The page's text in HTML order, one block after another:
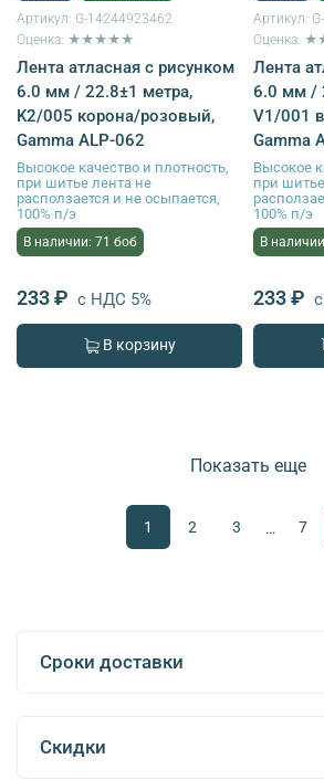
Артикул: G-14244923462
Оценка: ★★★★★
Лента атласная с рисунком
6.0 мм / 22.8±1 метра,
K2/005 корона/розовый,
Gamma ALP-062
Высокое качество и плотность,
при шитье лента не
расползается и не осыпается,
100% п/э
В наличии: 71 боб
233 ₽ с НДС 5%
В корзину
Артикул:
Оценка:
Лента
6.0 мм /
V1/001
Gamma
Высокое
при
100% п/э
В
233 ₽
Показать еще
1 2 3 … 7
Сроки доставки
Скидки